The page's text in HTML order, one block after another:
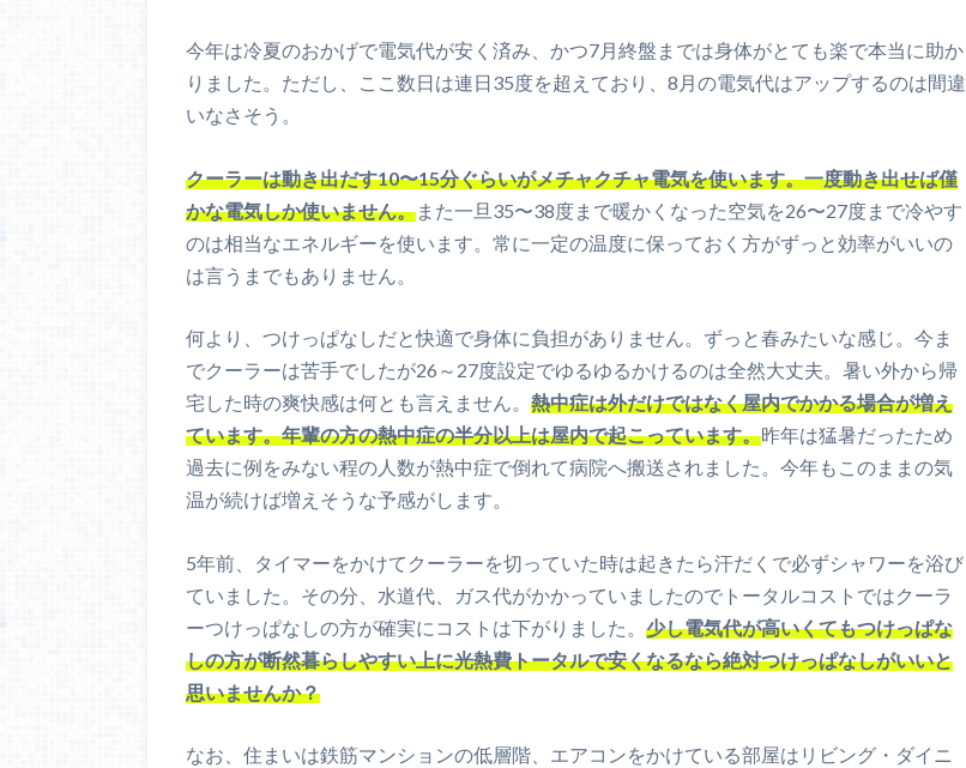
今年は冷夏のおかげで電気代が安く済み、かつ7月終盤までは身体がとても楽で本当に助か
りました。ただし、ここ数日は連日35度を超えており、8月の電気代はアップするのは間違
いなさそう。
クーラーは動き出だす10〜15分ぐらいがメチャクチャ電気を使います。一度動き出せば僅
かな電気しか使いません。また一旦35〜38度まで暖かくなった空気を26〜27度まで冷やす
のは相当なエネルギーを使います。常に一定の温度に保っておく方がずっと効率がいいの
は言うまでもありません。
何より、つけっぱなしだと快適で身体に負担がありません。ずっと春みたいな感じ。今ま
でクーラーは苦手でしたが26～27度設定でゆるゆるかけるのは全然大丈夫。暑い外から帰
宅した時の爽快感は何とも言えません。 熱中症は外だけではなく屋内でかかる場合が増え
ています。年輩の方の熱中症の半分以上は屋内で起こっています。昨年は猛暑だったため
過去に例をみない程の人数が熱中症で倒れて病院へ搬送されました。今年もこのままの気
温が続けば増えそうな予感がします。
5年前、タイマーをかけてクーラーを切っていた時は起きたら汗だくで必ずシャワーを浴び
ていました。その分、水道代、ガス代がかかっていましたのでトータルコストではクーラ
ーつけっぱなしの方が確実にコストは下がりました。 少し電気代が高いくてもつけっぱな
しの方が断然暮らしやすい上に光熱費トータルで安くなるなら絶対つけっぱなしがいいと
思いませんか？
なお、住まいは鉄筋マンションの低層階、エアコンをかけている部屋はリビング・ダイニ